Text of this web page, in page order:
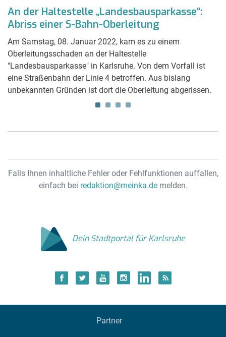
An der Haltestelle „Landesbausparkasse“:
Abriss einer S-Bahn-Oberleitung
Am Samstag, 08. Januar 2022, kam es zu einem
Oberleitungsschaden an der Haltestelle
"Landesbausparkasse" in Karlsruhe. Von dem Vorfall ist
eine Straßenbahn der Linie 4 betroffen. Aus bislang
unbekannten Gründen ist dort die Oberleitung abgerissen.
Falls Ihnen inhaltliche Fehler oder Fehlfunktionen auffallen,
einfach bei redaktion@meinka.demelden.
Dein Stadtportal für Karlsruhe
Partner